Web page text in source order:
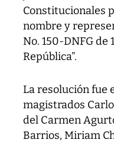
Constitucionales
nombre y
No. 150-DNFG
República”.
La resolución fue
magistrados
del Carmen
Barrios, Miriam